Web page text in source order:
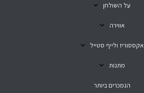
על השולחן
אווירה
אקססוריז ולייף סטייל
מתנות
הנמכרים ביותר